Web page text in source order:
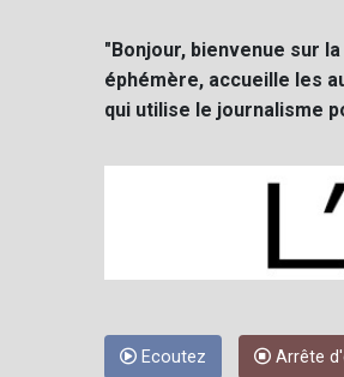
"Bonjour, bienvenue sur
éphémère, accueille les
qui utilise le journalisme
Ecoutez Arrête